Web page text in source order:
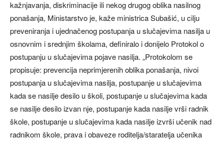
kažnjavanja, diskriminacije ili nekog drugog oblika nasilnog
ponašanja, Ministarstvo je, kaže ministrica Subašić, u cilju
preveniranja i ujednačenog postupanja u slučajevima nasilja u
osnovnim i srednjim školama, definiralo i donijelo Protokol o
postupanju u slučajevima pojave nasilja. „Protokolom se
propisuje: prevencija neprimjerenih oblika ponašanja, nivoi
postupanja u slučajevima nasilja, postupanje u slučajevima
kada se nasilje desilo u školi, postupanje u slučajevima kada
se nasilje desilo izvan nje, postupanje kada nasilje vrši radnik
škole, postupanje u slučajevima kada nasilje izvrši učenik nad
radnikom škole, prava i obaveze roditelja/staratelja učenika